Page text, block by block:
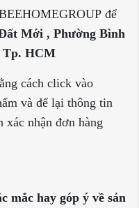
để
Mới , Phường Bình
Tp. HCM
cách click vào
và để lại thông tin
xác nhận đơn hàng
mắc hay góp ý về sản